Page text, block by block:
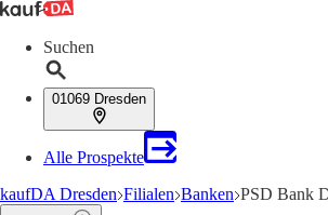
Suchen
01069 Dresden
Alle Prospekte
kaufDA Dresden Filialen Banken PSD Bank